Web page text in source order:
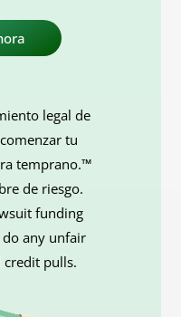
legal de
tu
temprano.™
de riesgo.
funding
do any unfair
credit pulls.